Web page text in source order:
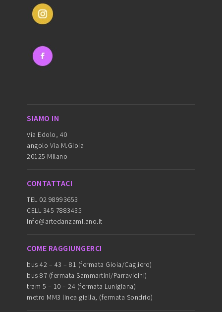
SIAMO IN
Via Edolo, 40
angolo Via M.Gioia
20125 Milano
CONTATTACI
TEL 02 98993653
CELL 345 7883435
info@artedanzamilano.it
COME RAGGIUNGERCI
bus 42 – 43 – 81 (fermata Gioia/Cagliero)
bus 87 (fermata Sammartini/Parravicini)
tram 5 – 10 – 24 (fermata Lunigiana)
metro MM3 linea gialla, (fermata Sondrio)